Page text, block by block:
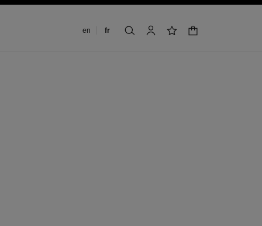
en fr
recherchermon compteliste de souhaits
panier